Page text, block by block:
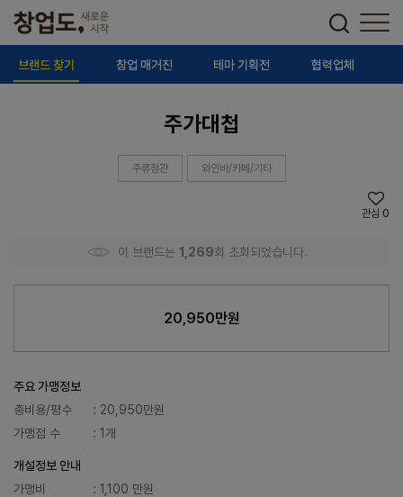
브랜드 찾기 창업 매거진 테마 기획전 협력업체
주가대첩
주류점관 와인바/카페/기타
관심 0
이 브랜드는 1,269회 조회되었습니다.
20,950만원
주요 가맹정보
총비용/평수
: 20,950만원
가맹점 수
: 1개
개설정보 안내
가맹비
: 1,100 만원